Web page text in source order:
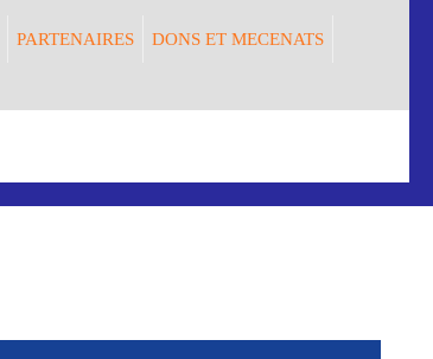
PARTENAIRES DONS ET MECENATS